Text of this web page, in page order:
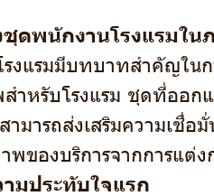
ดพนักงานโรงแรมใ
งแรมมีบทบาทสำคัญใ
ำหรับโรงแรม ชุดที่ออ
ามารถส่งเสริมความเชื่อ
พของบริการจากการแต่
ามประทับใจแรก